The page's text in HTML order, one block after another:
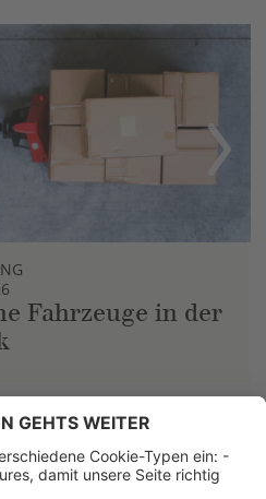
Fahrzeuge in der
Next